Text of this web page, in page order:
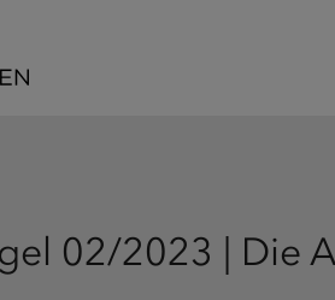
02/2023 | Die